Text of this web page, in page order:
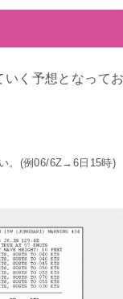
いく予想となってお
。(例06/6Z→6日15時)